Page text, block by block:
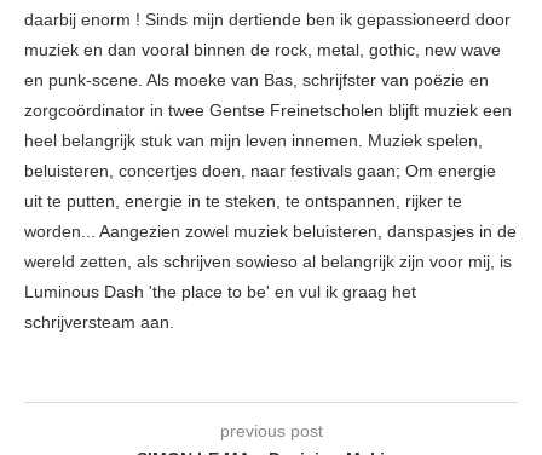
daarbij enorm ! Sinds mijn dertiende ben ik gepassioneerd door
muziek en dan vooral binnen de rock, metal, gothic, new wave
en punk-scene. Als moeke van Bas, schrijfster van poëzie en
zorgcoördinator in twee Gentse Freinetscholen blijft muziek een
heel belangrijk stuk van mijn leven innemen. Muziek spelen,
beluisteren, concertjes doen, naar festivals gaan; Om energie
uit te putten, energie in te steken, te ontspannen, rijker te
worden... Aangezien zowel muziek beluisteren, danspasjes in de
wereld zetten, als schrijven sowieso al belangrijk zijn voor mij, is
Luminous Dash 'the place to be' en vul ik graag het
schrijversteam aan.
previous post